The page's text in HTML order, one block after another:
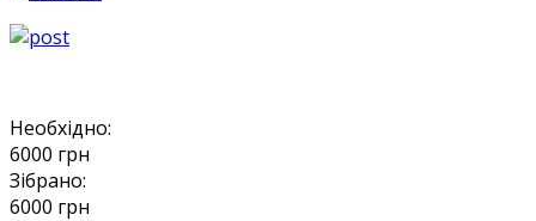
Необхідно:
6000 грн
Зібрано:
6000 грн